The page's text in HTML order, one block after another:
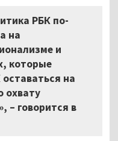
РБК по-
на
и
которые
на
охвату
– говорится в